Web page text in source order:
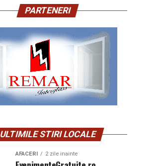
PARTENERI
ULTIMILE STIRI LOCALE
AFACERI 2 zile inainte